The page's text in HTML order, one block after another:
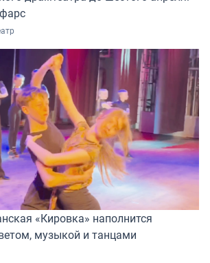
«Кировка» наполнится
музыкой и танцами